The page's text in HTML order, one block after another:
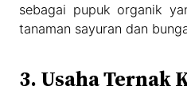
sebagai pupuk organik
tanaman sayuran dan
3. Usaha Ternak